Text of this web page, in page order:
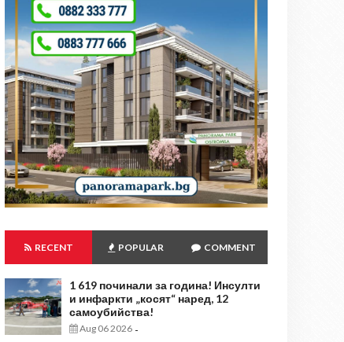
RECENT POPULAR COMMENT
1 619 починали за година! Инсулти
и инфаркти „косят“ наред, 12
самоубийства!
Aug 06 2026 -